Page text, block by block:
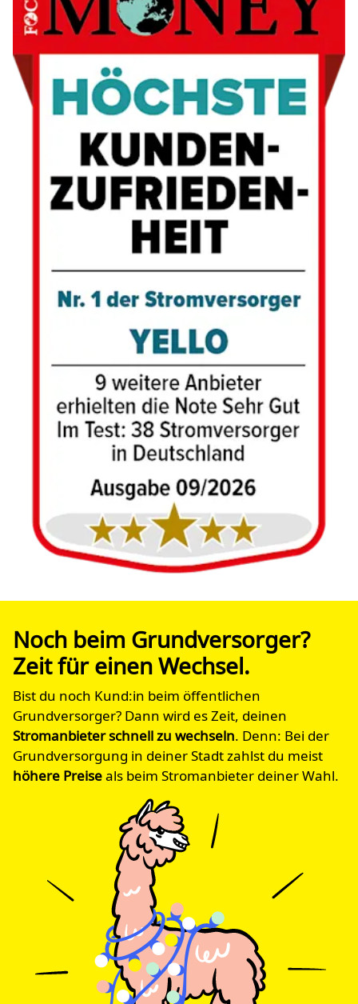
Noch beim Grund­ver­sorger?
Zeit für einen Wechsel.
Bist du noch Kund:in beim öffentlichen
Grundversorger? Dann wird es Zeit, deinen
Stromanbieter schnell zu wechseln. Denn: Bei der
Grundversorgung in deiner Stadt zahlst du meist
höhere Preiseals beim Stromanbieter deiner Wahl.